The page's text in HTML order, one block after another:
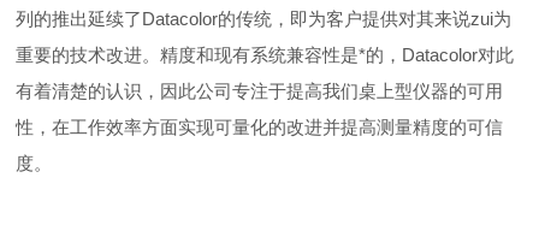
列的推出延续了Datacolor的传统，即为客户提供对其来说zui为
重要的技术改进。精度和现有系统兼容性是*的，Datacolor对此
有着清楚的认识，因此公司专注于提高我们桌上型仪器的可用
性，在工作效率方面实现可量化的改进并提高测量精度的可信
度。